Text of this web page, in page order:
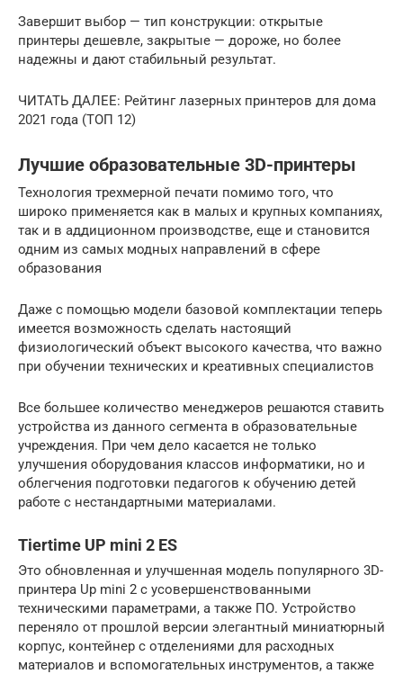
Завершит выбор — тип конструкции: открытые
принтеры дешевле, закрытые — дороже, но более
надежны и дают стабильный результат.
ЧИТАТЬ ДАЛЕЕ: Рейтинг лазерных принтеров для дома
2021 года (ТОП 12)
Лучшие образовательные 3D-принтеры
Технология трехмерной печати помимо того, что
широко применяется как в малых и крупных компаниях,
так и в аддиционном производстве, еще и становится
одним из самых модных направлений в сфере
образования
Даже с помощью модели базовой комплектации теперь
имеется возможность сделать настоящий
физиологический объект высокого качества, что важно
при обучении технических и креативных специалистов
Все большее количество менеджеров решаются ставить
устройства из данного сегмента в образовательные
учреждения. При чем дело касается не только
улучшения оборудования классов информатики, но и
облегчения подготовки педагогов к обучению детей
работе с нестандартными материалами.
Tiertime UP mini 2 ES
Это обновленная и улучшенная модель популярного 3D-
принтера Up mini 2 с усовершенствованными
техническими параметрами, а также ПО. Устройство
переняло от прошлой версии элегантный миниатюрный
корпус, контейнер с отделениями для расходных
материалов и вспомогательных инструментов, а также